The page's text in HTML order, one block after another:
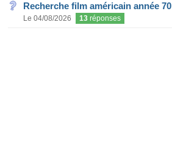
Recherche film américain année 70
Le 04/08/2026 13 réponses